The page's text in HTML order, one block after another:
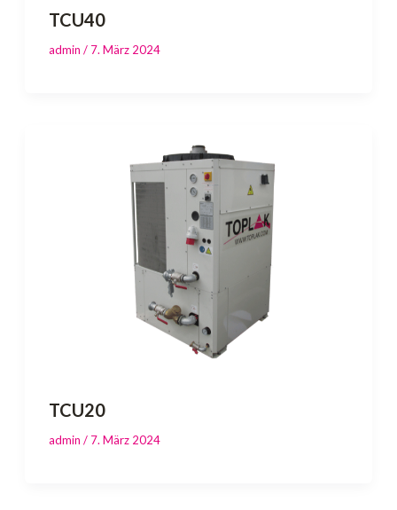
TCU40
admin / 7. März 2024
TCU20
admin / 7. März 2024